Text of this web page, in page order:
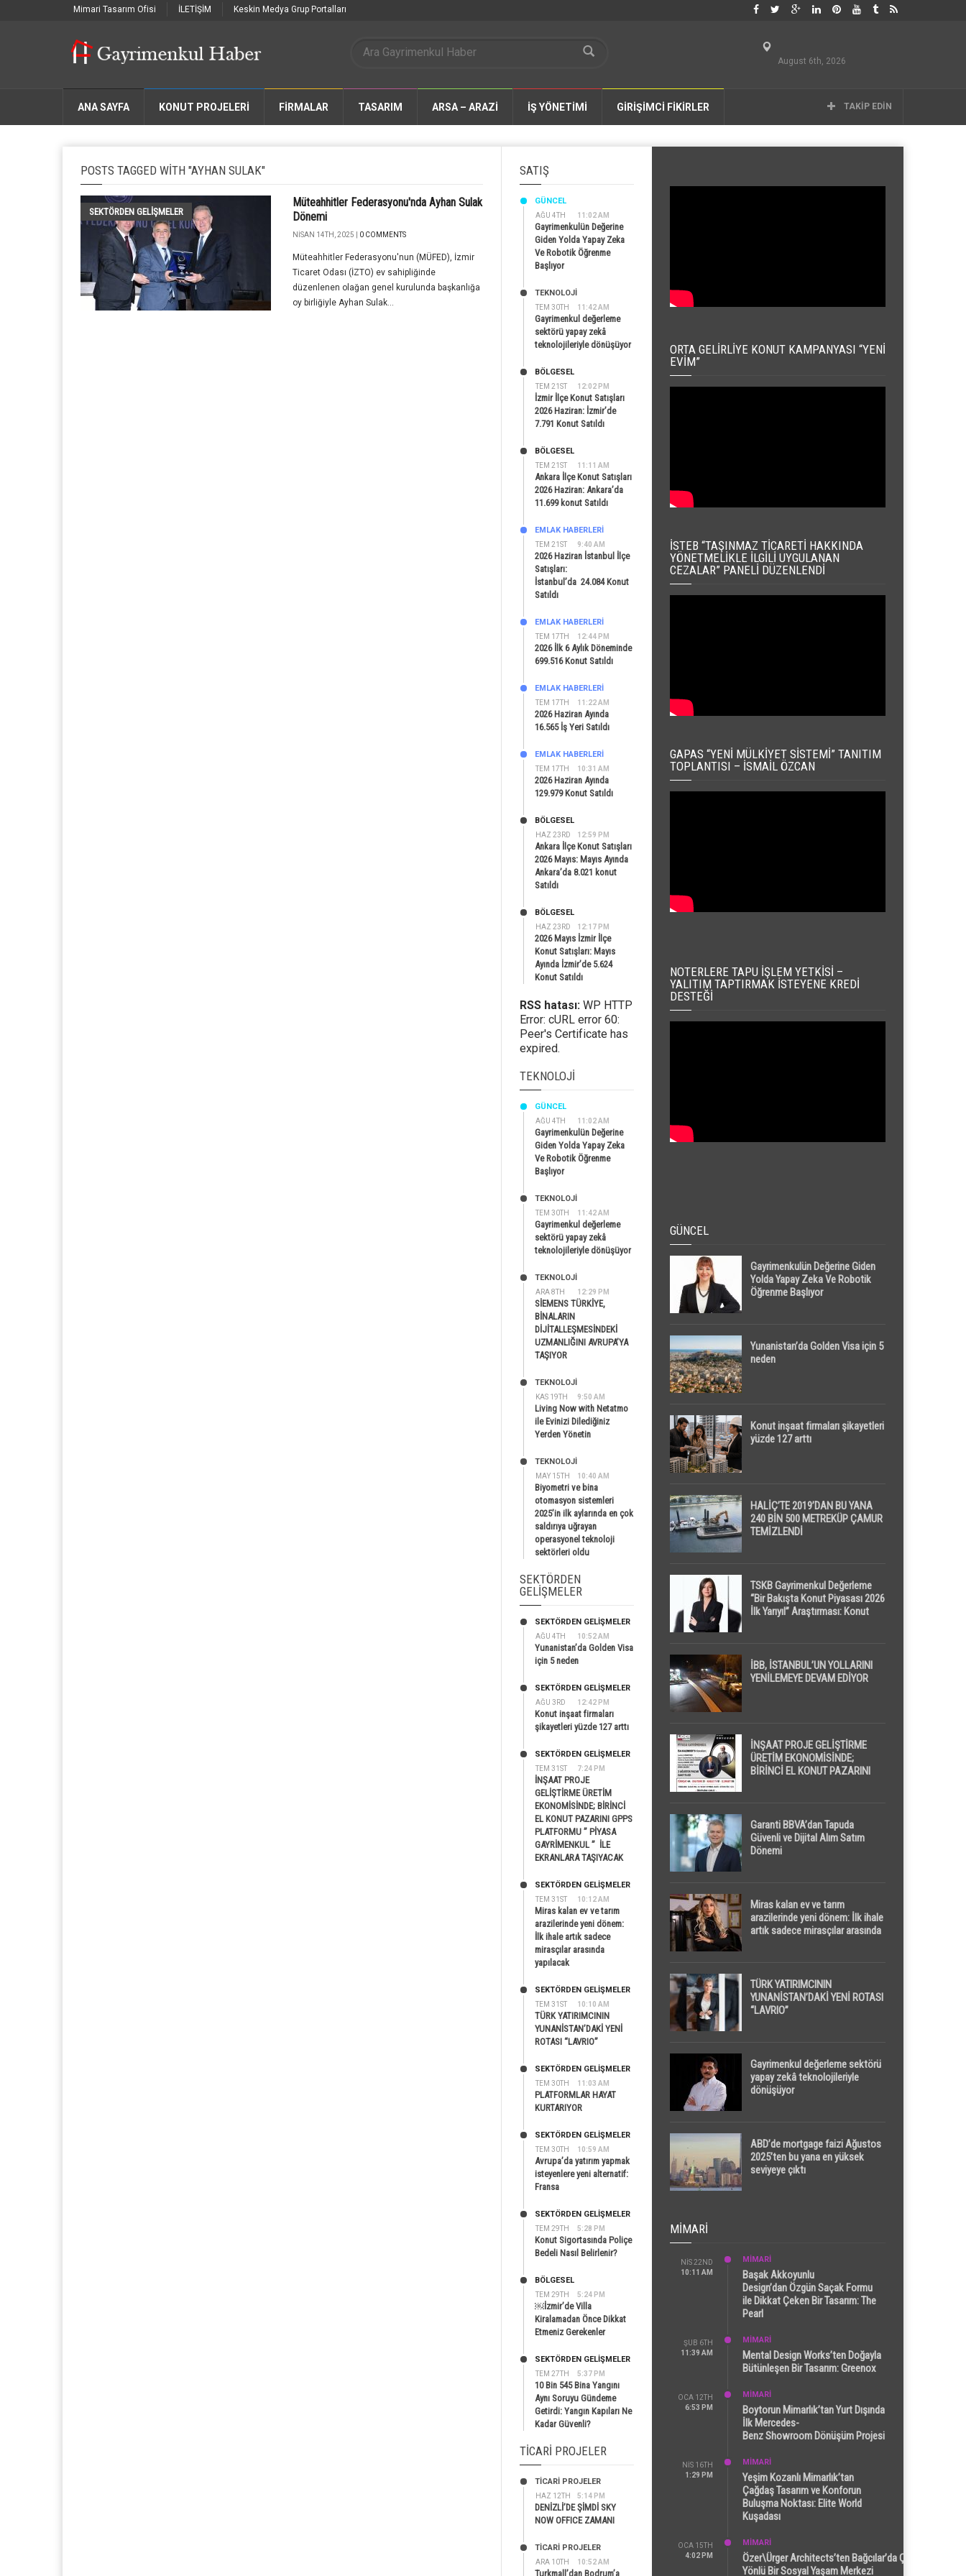
Mimari Tasarım Ofisi İLETİŞİM Keskin Medya Grup Portalları
August 6th, 2026
ANA SAYFA KONUT PROJELERİ FIRMALAR TASARIM ARSA – ARAZİ İŞ YÖNETİMİ GİRİŞİMCİ FİKİRLER TAKIP EDIN
POSTS TAGGED WITH "AYHAN SULAK"
SEKTÖRDEN GELIŞMELER
Müteahhitler Federasyonu'nda Ayhan Sulak
Dönemi
NISAN 14TH, 2025 | 0 COMMENTS
Müteahhitler Federasyonu'nun (MÜFED), İzmir
Ticaret Odası (İZTO) ev sahipliğinde
düzenlenen olağan genel kurulunda başkanlığa
oy birliğiyle Ayhan Sulak...
SATIŞ
AĞU 4TH 11:02 AM
GÜNCEL
Gayrimenkulün Değerine
Giden Yolda Yapay Zeka
Ve Robotik Öğrenme
Başlıyor
TEM 30TH 11:42 AM
TEKNOLOJİ
Gayrimenkul değerleme
sektörü yapay zekâ
teknolojileriyle dönüşüyor
TEM 21ST 12:02 PM
BÖLGESEL
İzmir İlçe Konut Satışları
2026 Haziran: İzmir’de
7.791 Konut Satıldı
TEM 21ST 11:11 AM
BÖLGESEL
Ankara İlçe Konut Satışları
2026 Haziran: Ankara’da
11.699 konut Satıldı
TEM 21ST 9:40 AM
EMLAK HABERLERI
2026 Haziran İstanbul İlçe
Satışları:
İstanbul’da 24.084 Konut
Satıldı
TEM 17TH 12:44 PM
EMLAK HABERLERI
2026 İlk 6 Aylık Döneminde
699.516 Konut Satıldı
TEM 17TH 11:22 AM
EMLAK HABERLERI
2026 Haziran Ayında
16.565 İş Yeri Satıldı
TEM 17TH 10:31 AM
EMLAK HABERLERI
2026 Haziran Ayında
129.979 Konut Satıldı
HAZ 23RD 12:59 PM
BÖLGESEL
Ankara İlçe Konut Satışları
2026 Mayıs: Mayıs Ayında
Ankara’da 8.021 konut
Satıldı
HAZ 23RD 12:17 PM
BÖLGESEL
2026 Mayıs İzmir İlçe
Konut Satışları: Mayıs
Ayında İzmir’de 5.624
Konut Satıldı
RSS hatası: WP HTTP
Error: cURL error 60:
Peer's Certificate has
expired.
TEKNOLOJI
AĞU 4TH 11:02 AM
GÜNCEL
Gayrimenkulün Değerine
Giden Yolda Yapay Zeka
Ve Robotik Öğrenme
Başlıyor
TEM 30TH 11:42 AM
TEKNOLOJİ
Gayrimenkul değerleme
sektörü yapay zekâ
teknolojileriyle dönüşüyor
ARA 8TH 12:29 PM
TEKNOLOJİ
SİEMENS TÜRKİYE,
BİNALARIN
DİJİTALLEŞMESİNDEKİ
UZMANLIĞINI AVRUPA’YA
TAŞIYOR
KAS 19TH 9:50 AM
TEKNOLOJİ
Living Now with Netatmo
ile Evinizi Dilediğiniz
Yerden Yönetin
MAY 15TH 10:40 AM
TEKNOLOJİ
Biyometri ve bina
otomasyon sistemleri
2025’in ilk aylarında en çok
saldırıya uğrayan
operasyonel teknoloji
sektörleri oldu
SEKTÖRDEN
GELIŞMELER
AĞU 4TH 10:52 AM
SEKTÖRDEN GELIŞMELER
Yunanistan’da Golden Visa
için 5 neden
AĞU 3RD 12:42 PM
SEKTÖRDEN GELIŞMELER
Konut inşaat firmaları
şikayetleri yüzde 127 arttı
TEM 31ST 7:24 PM
SEKTÖRDEN GELIŞMELER
İNŞAAT PROJE
GELİŞTİRME ÜRETİM
EKONOMİSİNDE; BİRİNCİ
EL KONUT PAZARINI GPPS
PLATFORMU ” PİYASA
GAYRİMENKUL ” İLE
EKRANLARA TAŞIYACAK
TEM 31ST 10:12 AM
SEKTÖRDEN GELIŞMELER
Miras kalan ev ve tarım
arazilerinde yeni dönem:
İlk ihale artık sadece
mirasçılar arasında
yapılacak
TEM 31ST 10:10 AM
SEKTÖRDEN GELIŞMELER
TÜRK YATIRIMCININ
YUNANİSTAN’DAKİ YENİ
ROTASI “LAVRIO”
TEM 30TH 11:03 AM
SEKTÖRDEN GELIŞMELER
PLATFORMLAR HAYAT
KURTARIYOR
TEM 30TH 10:59 AM
SEKTÖRDEN GELIŞMELER
Avrupa’da yatırım yapmak
isteyenlere yeni alternatif:
Fransa
TEM 29TH 5:28 PM
SEKTÖRDEN GELIŞMELER
Konut Sigortasında Poliçe
Bedeli Nasıl Belirlenir?
TEM 29TH 5:24 PM
BÖLGESEL
￼İzmir’de Villa
Kiralamadan Önce Dikkat
Etmeniz Gerekenler
TEM 27TH 5:37 PM
SEKTÖRDEN GELIŞMELER
10 Bin 545 Bina Yangını
Aynı Soruyu Gündeme
Getirdi: Yangın Kapıları Ne
Kadar Güvenli?
TICARI PROJELER
HAZ 12TH 5:14 PM
TİCARİ PROJELER
DENİZLİ’DE ŞİMDİ SKY
NOW OFFICE ZAMANI
ARA 10TH 10:52 AM
TİCARİ PROJELER
Turkmall’dan Bodrum’a
ORTA GELIRLIYE KONUT KAMPANYASI “YENI
EVIM”
İSTEB “TAŞINMAZ TICARETI HAKKINDA
YÖNETMELIKLE İLGILI UYGULANAN
CEZALAR” PANELI DÜZENLENDI
GAPAS “YENI MÜLKIYET SISTEMI” TANITIM
TOPLANTISI – İSMAIL ÖZCAN
NOTERLERE TAPU İŞLEM YETKISI –
YALITIM TAPTIRMAK İSTEYENE KREDI
DESTEĞI
GÜNCEL
Gayrimenkulün Değerine Giden
Yolda Yapay Zeka Ve Robotik
Öğrenme Başlıyor
Yunanistan’da Golden Visa için 5
neden
Konut inşaat firmaları şikayetleri
yüzde 127 arttı
HALİÇ’TE 2019’DAN BU YANA
240 BİN 500 METREKÜP ÇAMUR
TEMİZLENDİ
TSKB Gayrimenkul Değerleme
“Bir Bakışta Konut Piyasası 2026
İlk Yarıyıl” Araştırması: Konut
Dikkat Çekti
İBB, İSTANBUL’UN YOLLARINI
YENİLEMEYE DEVAM EDİYOR
İNŞAAT PROJE GELİŞTİRME
ÜRETİM EKONOMİSİNDE;
BİRİNCİ EL KONUT PAZARINI
Garanti BBVA’dan Tapuda
Güvenli ve Dijital Alım Satım
Dönemi
Miras kalan ev ve tarım
arazilerinde yeni dönem: İlk ihale
artık sadece mirasçılar arasında
TÜRK YATIRIMCININ
YUNANİSTAN’DAKİ YENİ ROTASI
“LAVRIO”
Gayrimenkul değerleme sektörü
yapay zekâ teknolojileriyle
dönüşüyor
ABD’de mortgage faizi Ağustos
2025’ten bu yana en yüksek
seviyeye çıktı
MIMARI
NIS 22ND
10:11 AM
MİMARİ
Başak Akkoyunlu
Design’dan Özgün Saçak Formu
ile Dikkat Çeken Bir Tasarım: The
Pearl
ŞUB 6TH
11:39 AM
MİMARİ
Mental Design Works’ten Doğayla
Bütünleşen Bir Tasarım: Greenox
OCA 12TH
6:53 PM
MİMARİ
Boytorun Mimarlık’tan Yurt Dışında
İlk Mercedes-
Benz Showroom Dönüşüm Projesi
NIS 16TH
1:29 PM
MİMARİ
Yeşim Kozanlı Mimarlık’tan
Çağdaş Tasarım ve Konforun
Buluşma Noktası: Elite World
Kuşadası
OCA 15TH
4:02 PM
MİMARİ
Özer\Ürger Architects’ten Bağcılar’da Çok
Yönlü Bir Sosyal Yaşam Merkezi